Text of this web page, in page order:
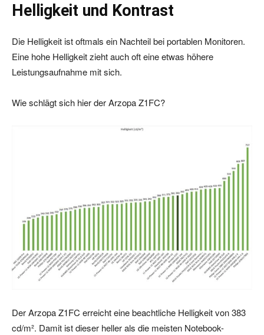
Helligkeit und Kontrast
Die Helligkeit ist oftmals ein Nachteil bei portablen Monitoren.
Eine hohe Helligkeit zieht auch oft eine etwas höhere
Leistungsaufnahme mit sich.
Wie schlägt sich hier der Arzopa Z1FC?
Der Arzopa Z1FC erreicht eine beachtliche Helligkeit von 383
cd/m². Damit ist dieser heller als die meisten Notebook-